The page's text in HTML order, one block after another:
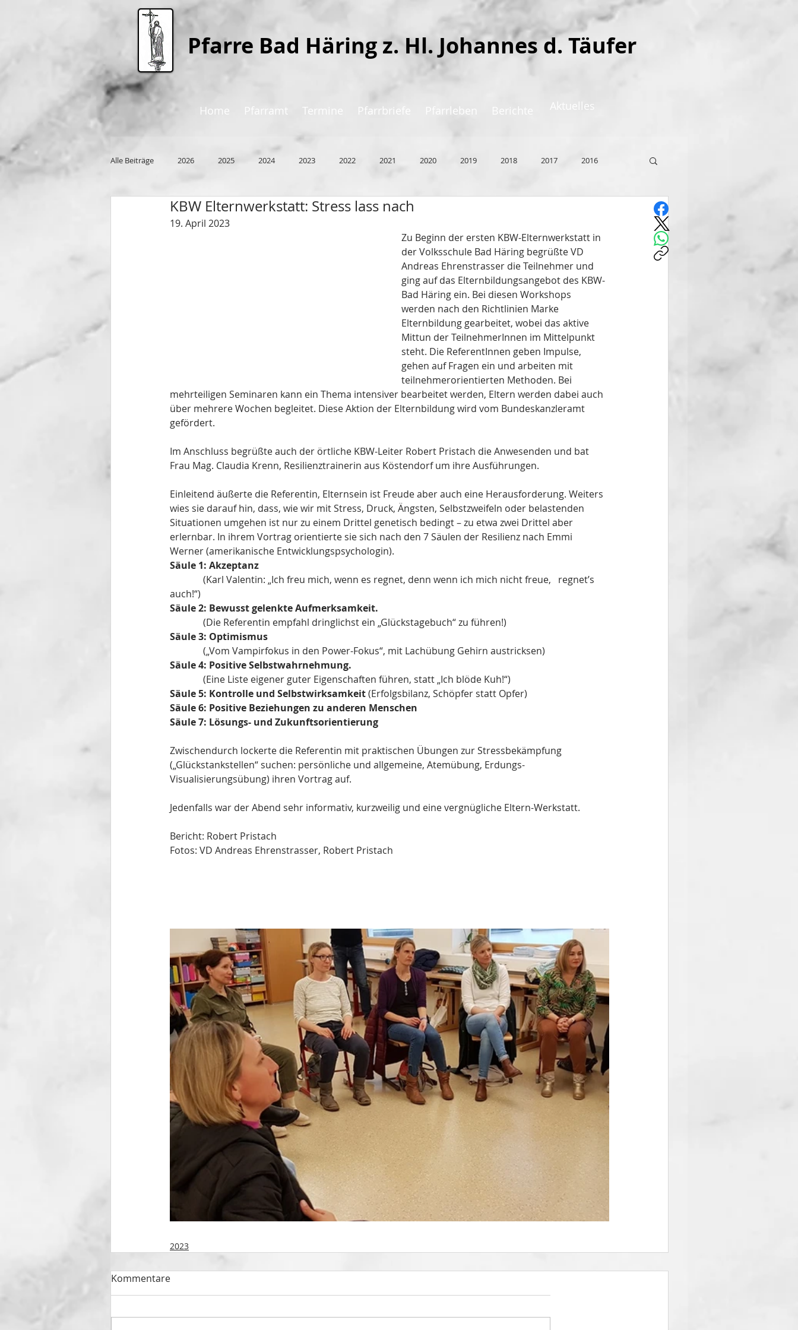
Pfarre Bad Häring z. Hl. Johannes d. Täufer
Home Pfarramt Termine Pfarrbriefe Pfarrleben Berichte Aktuelles
Alle Beiträge 2026 2025 2024 2023 2022 2021 2020 2019 2018 2017 2016
KBW Elternwerkstatt: Stress lass nach
19. April 2023
Zu Beginn der ersten KBW-Elternwerkstatt in
der Volksschule Bad Häring begrüßte VD
Andreas Ehrenstrasser die Teilnehmer und
ging auf das Elternbildungsangebot des KBW-
Bad Häring ein. Bei diesen Workshops
werden nach den Richtlinien Marke
Elternbildung gearbeitet, wobei das aktive
Mittun der TeilnehmerInnen im Mittelpunkt
steht. Die ReferentInnen geben Impulse,
gehen auf Fragen ein und arbeiten mit
teilnehmerorientierten Methoden. Bei
mehrteiligen Seminaren kann ein Thema intensiver bearbeitet werden, Eltern werden dabei auch
über mehrere Wochen begleitet. Diese Aktion der Elternbildung wird vom Bundeskanzleramt
gefördert.
Im Anschluss begrüßte auch der örtliche KBW-Leiter Robert Pristach die Anwesenden und bat
Frau Mag. Claudia Krenn, Resilienztrainerin aus Köstendorf um ihre Ausführungen.
Einleitend äußerte die Referentin, Elternsein ist Freude aber auch eine Herausforderung. Weiters
wies sie darauf hin, dass, wie wir mit Stress, Druck, Ängsten, Selbstzweifeln oder belastenden
Situationen umgehen ist nur zu einem Drittel genetisch bedingt – zu etwa zwei Drittel aber
erlernbar. In ihrem Vortrag orientierte sie sich nach den 7 Säulen der Resilienz nach Emmi
Werner (amerikanische Entwicklungspsychologin).
Säule 1: Akzeptanz
auch!“)
Säule 2: Bewusst gelenkte Aufmerksamkeit.
              (Die Referentin empfahl dringlichst ein „Glückstagebuch“ zu führen!)
Säule 3: Optimismus
              („Vom Vampirfokus in den Power-Fokus“, mit Lachübung Gehirn austricksen)
Säule 4: Positive Selbstwahrnehmung.
              (Eine Liste eigener guter Eigenschaften führen, statt „Ich blöde Kuh!“)
Säule 5: Kontrolle und Selbstwirksamkeit (Erfolgsbilanz, Schöpfer statt Opfer)
Säule 6: Positive Beziehungen zu anderen Menschen
Säule 7: Lösungs- und Zukunftsorientierung
Zwischendurch lockerte die Referentin mit praktischen Übungen zur Stressbekämpfung
(„Glückstankstellen“ suchen: persönliche und allgemeine, Atemübung, Erdungs-
Visualisierungsübung) ihren Vortrag auf.
Jedenfalls war der Abend sehr informativ, kurzweilig und eine vergnügliche Eltern-Werkstatt.
Bericht: Robert Pristach
Fotos: VD Andreas Ehrenstrasser, Robert Pristach
2023
Kommentare